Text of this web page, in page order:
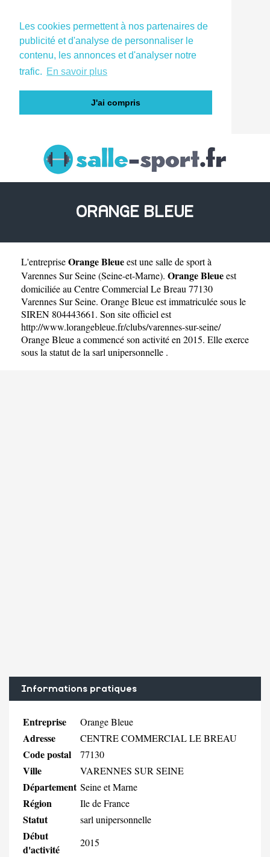
Les cookies permettent à nos partenaires de
publicité et d'analyse de personnaliser le
contenu, les annonces et d'analyser notre
trafic. En savoir plus
J'ai compris
ORANGE BLEUE
L'entrepriseOrange Bleueest unesalle de sport à
Varennes Sur Seine(Seine-et-Marne). Orange Bleueest
domiciliée au Centre Commercial Le Breau 77130
Varennes Sur Seine. Orange Bleue est immatriculée sous le
SIREN 804443661. Son site officiel est
http://www.lorangebleue.fr/clubs/varennes-sur-seine/
Orange Bleue a commencé son activité en 2015. Elle exerce
sous la statut de la sarl unipersonnelle .
Informations pratiques
Entreprise Orange Bleue
Adresse CENTRE COMMERCIAL LE BREAU
Code postal 77130
Ville VARENNES SUR SEINE
Département Seine et Marne
Région Ile de France
Statut sarl unipersonnelle
Début
d'activité
2015